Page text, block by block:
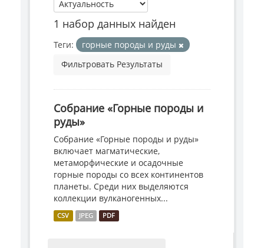
1 набор данных найден
Теги:
горные породы и руды
Фильтровать Результаты
Собрание «Горные породы и
руды»
Собрание «Горные породы и руды»
включает магматические,
метаморфические и осадочные
горные породы со всех континентов
планеты. Среди них выделяются
коллекции вулканогенных...
CSV JPEG PDF